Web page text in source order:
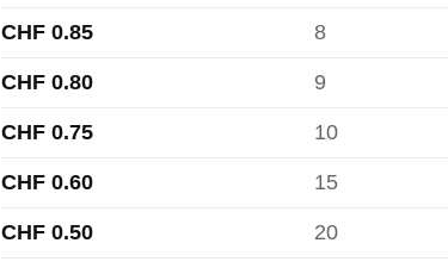
CHF 0.85 8
CHF 0.80 9
CHF 0.75 10
CHF 0.60 15
CHF 0.50 20